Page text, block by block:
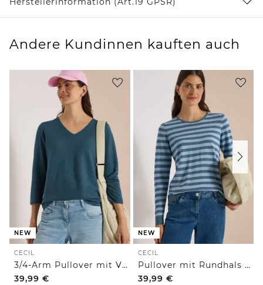
Andere Kundinnen kauften auch
NEW
CECIL
3/4-Arm Pullover mit V-Neck und Strukturfront
39,99 €
NEW
CECIL
Pullover mit Rundhals und Streifen
39,99 €